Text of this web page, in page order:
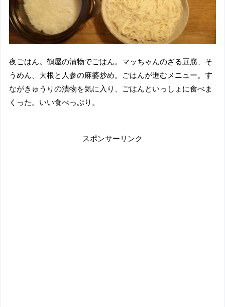
夜ごはん。鶴屋の漬物でごはん。マッちゃんのざる豆腐、そ
うめん、大根と人参の麻婆炒め。ごはんが進むメニュー。す
ながきゅうりの漬物を気に入り、ごはんといっしょに食べま
くった。いい食べっぷり。
スポンサーリンク